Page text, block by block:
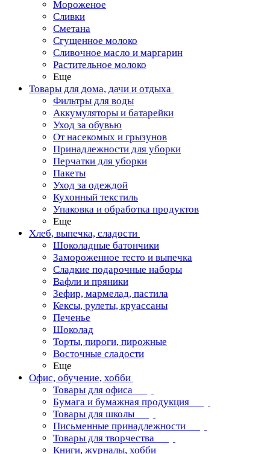
Мороженое
Сливки
Сметана
Сгущенное молоко
Сливочное масло и маргарин
Растительное молоко
Еще
Товары для дома, дачи и отдыха
Фильтры для воды
Аккумуляторы и батарейки
Уход за обувью
От насекомых и грызунов
Принадлежности для уборки
Перчатки для уборки
Пакеты
Уход за одеждой
Кухонный текстиль
Упаковка и обработка продуктов
Еще
Хлеб, выпечка, сладости
Шоколадные батончики
Замороженное тесто и выпечка
Сладкие подарочные наборы
Вафли и пряники
Зефир, мармелад, пастила
Кексы, рулеты, круассаны
Печенье
Шоколад
Торты, пироги, пирожные
Восточные сладости
Еще
Офис, обучение, хобби
Товары для офиса
Бумага и бумажная продукция
Товары для школы
Письменные принадлежности
Товары для творчества
Книги, журналы, хобби